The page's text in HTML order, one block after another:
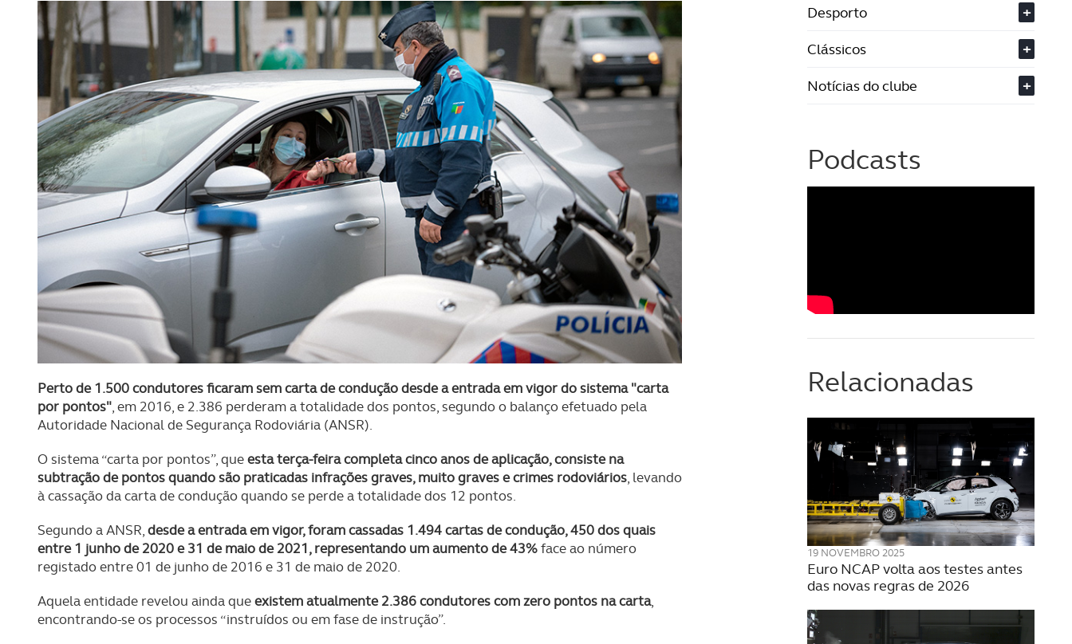
Perto de 1.500 condutores ficaram sem carta de condução desde a entrada em vigor do sistema "carta
por pontos", em 2016, e 2.386 perderam a totalidade dos pontos, segundo o balanço efetuado pela
Autoridade Nacional de Segurança Rodoviária (ANSR).
O sistema “carta por pontos”, queesta terça-feira completa cinco anos de aplicação, consiste na
subtração de pontos quando são praticadas infrações graves, muito graves e crimes rodoviários, levando
à cassação da carta de condução quando se perde a totalidade dos 12 pontos.
Segundo a ANSR,desde a entrada em vigor, foram cassadas 1.494 cartas de condução, 450 dos quais
entre 1 junho de 2020 e 31 de maio de 2021, representando um aumento de 43%face ao número
registado entre 01 de junho de 2016 e 31 de maio de 2020.
Aquela entidade revelou ainda queexistem atualmente 2.386 condutores com zero pontos na carta,
encontrando-se os processos “instruídos ou em fase de instrução”.
Desporto
+
Clássicos
+
Notícias do clube
+
Podcasts
Relacionadas
19 NOVEMBRO 2025
Euro NCAP volta aos testes antes
das novas regras de 2026